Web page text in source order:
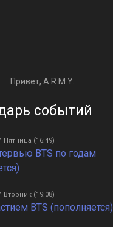
Привет, A.R.M.Y.
событий
Пятница (16:49)
BTS по годам
Вторник (19:08)
BTS (пополняется)